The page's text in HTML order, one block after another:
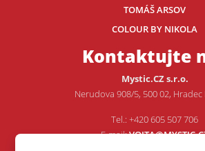
TOMÁŠ ARSOV
COLOUR BY NIKOLA
Kontaktujte
Mystic.CZ s.r.o.
Nerudova 908/5, 500 02,
Tel.: +420 605 507 706
E-mail: